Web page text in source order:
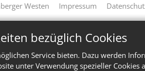
bezüglich Cookies
Service bieten. Dazu werden
unter Verwendung spezieller Cookies
Westen Impressum